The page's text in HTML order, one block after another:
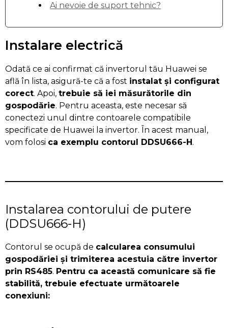
Ai nevoie de suport tehnic?
Instalare electrică
Odată ce ai confirmat că invertorul tău Huawei se
află în lista, asigură-te că a fost instalat și configurat
corect. Apoi, trebuie să iei măsurătorile din
gospodărie. Pentru aceasta, este necesar să
conectezi unul dintre contoarele compatibile
specificate de Huawei la invertor. În acest manual,
vom folosi ca exemplu contorul DDSU666-H.
Instalarea contorului de putere
(DDSU666-H)
Contorul se ocupă de calcularea consumului
gospodăriei și trimiterea acestuia către invertor
prin RS485. Pentru ca această comunicare să fie
stabilită, trebuie efectuate următoarele
conexiuni: